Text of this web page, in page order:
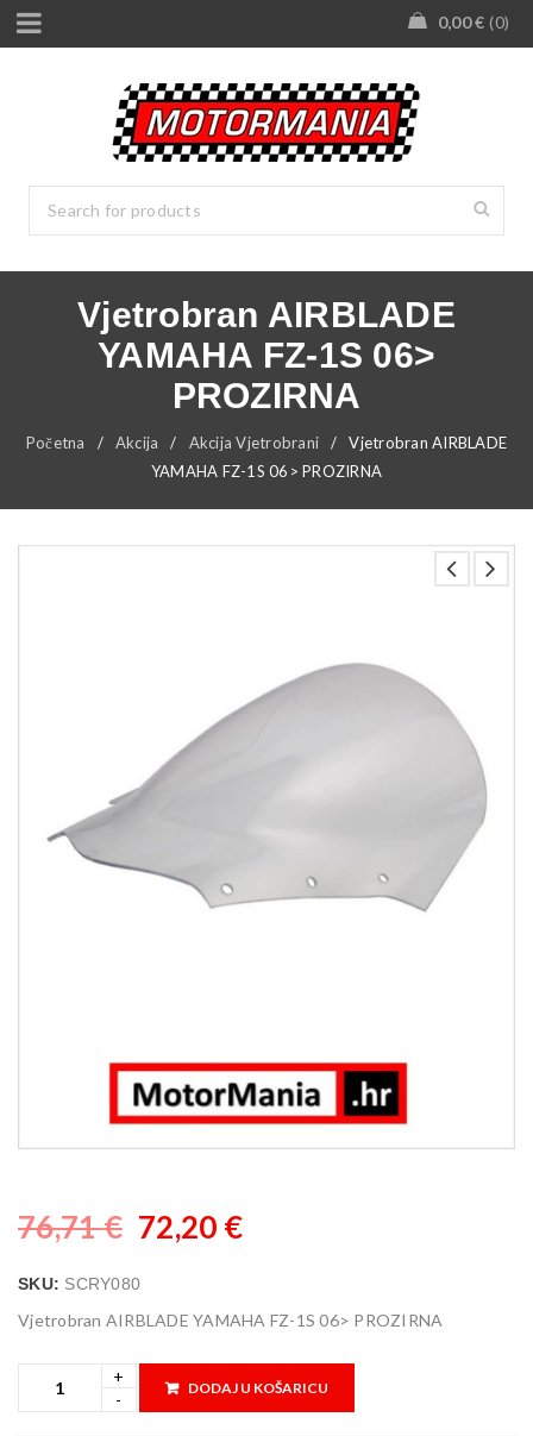
0,00€ 0
Vjetrobran AIRBLADE
YAMAHA FZ-1S 06>
PROZIRNA
Početna / Akcija / Akcija Vjetrobrani /
Vjetrobran AIRBLADE
YAMAHA FZ-1S 06> PROZIRNA
76,71€ 72,20 €
SKU: SCRY080
Vjetrobran AIRBLADE YAMAHA FZ-1S 06> PROZIRNA
DODAJ U KOŠARICU